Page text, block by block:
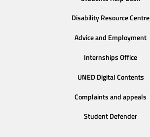
Disability Resource Centre
Advice and Employment
Internships Office
UNED Digital Contents
Complaints and appeals
Student Defender